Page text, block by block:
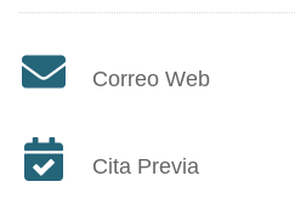
Correo Web
Cita Previa